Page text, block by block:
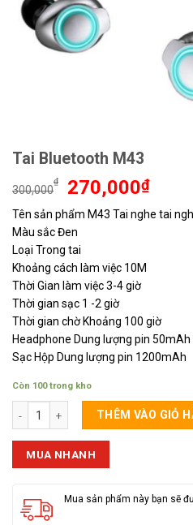
Tai Bluetooth M43
300,000
₫
Giá
là:
300,000₫.
270,000₫Giá
tại
Tên sản phẩm M43 Tai nghe tai
Màu sắc Đen
Loại Trong tai
Khoảng cách làm việc 10M
Thời Gian làm việc 3-4 giờ
Thời gian sạc 1 -2 giờ
Thời gian chờ Khoảng 100 giờ
Headphone Dung lượng pin 50mAh
Sạc Hộp Dung lượng pin 1200mAh
Còn 100 trong kho
Tai Bluetooth M43 số lượng
THÊM VÀO GIỎ
MUA NHANH
Mua sản phẩm này bạn sẽ